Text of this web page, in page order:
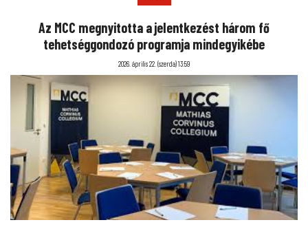
Az MCC megnyitotta a jelentkezést három fő
tehetséggondozó programja mindegyikébe
2026. április 22. (szerda) 13:59